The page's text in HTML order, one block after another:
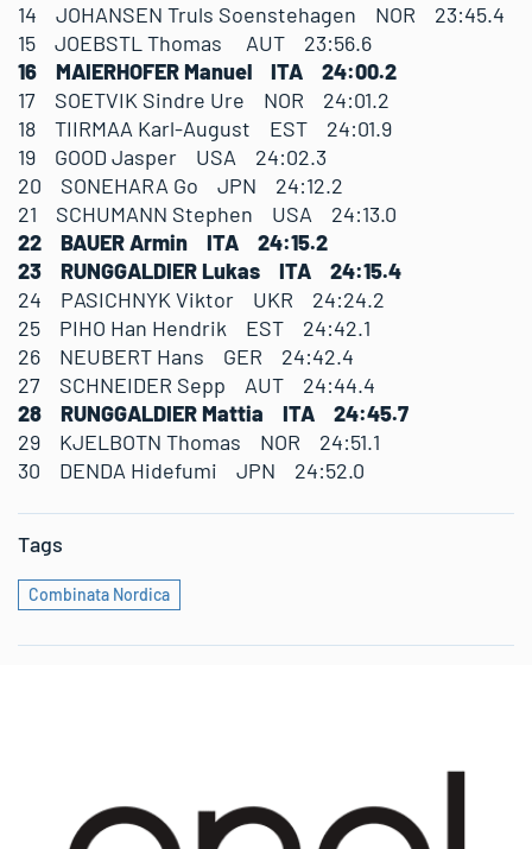
14 JOHANSEN Truls Soenstehagen NOR 23:45.4
15 JOEBSTL Thomas AUT 23:56.6
16 MAIERHOFER Manuel ITA 24:00.2
17 SOETVIK Sindre Ure NOR 24:01.2
18 TIIRMAA Karl-August EST 24:01.9
19 GOOD Jasper USA 24:02.3
20 SONEHARA Go JPN 24:12.2
21 SCHUMANN Stephen USA 24:13.0
22 BAUER Armin ITA 24:15.2
23 RUNGGALDIER Lukas ITA 24:15.4
24 PASICHNYK Viktor UKR 24:24.2
25 PIHO Han Hendrik EST 24:42.1
26 NEUBERT Hans GER 24:42.4
27 SCHNEIDER Sepp AUT 24:44.4
28 RUNGGALDIER Mattia ITA 24:45.7
29 KJELBOTN Thomas NOR 24:51.1
30 DENDA Hidefumi JPN 24:52.0
Tags
Combinata Nordica